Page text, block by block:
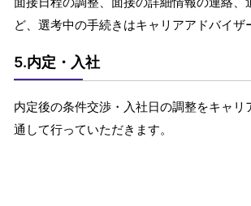
ど、選考中の手続きはキャリアアドバイザ
5.内定・入社
内定後の条件交渉・入社日の調整をキャリ
通して行っていただきます。